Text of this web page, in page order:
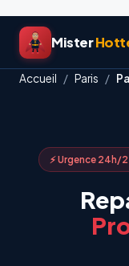
Aller
contenu
Mister
Accueil / Paris /
⚡ Urgence 24h/